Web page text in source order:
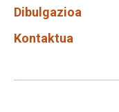
Dibulgazioa
Kontaktua